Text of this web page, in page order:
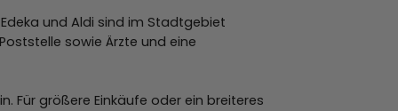
und Aldi sind im Stadtgebiet
sowie Ärzte und eine
Für größere Einkäufe oder ein breiteres